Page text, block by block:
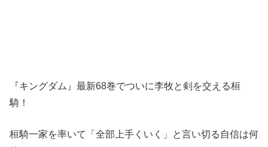
『キングダム』最新68巻でついに李牧と剣を交える桓
騎！
桓騎一家を率いて「全部上手くいく」と言い切る自信は何